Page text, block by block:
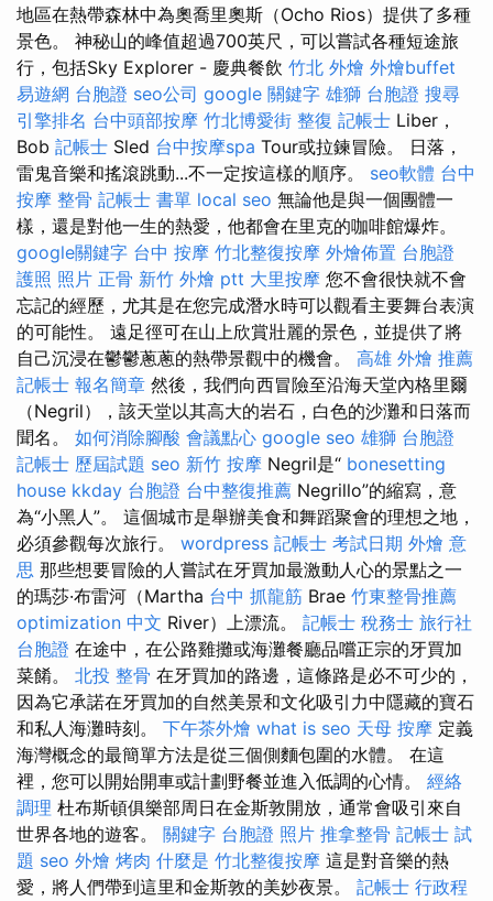
地區在熱帶森林中為奧喬里奧斯（Ocho Rios）提供了多種
景色。 神秘山的峰值超過700英尺，可以嘗試各種短途旅
行，包括Sky Explorer - 慶典餐飲 竹北 外燴 外燴buffet
易遊網 台胞證 seo公司 google 關鍵字 雄獅 台胞證 搜尋
引擎排名 台中頭部按摩 竹北博愛街 整復 記帳士 Liber，
Bob 記帳士 Sled 台中按摩spa Tour或拉鍊冒險。 日落，
雷鬼音樂和搖滾跳動...不一定按這樣的順序。 seo軟體 台中
按摩 整骨 記帳士 書單 local seo 無論他是與一個團體一
樣，還是對他一生的熱愛，他都會在里克的咖啡館爆炸。
google關鍵字 台中 按摩 竹北整復按摩 外燴佈置 台胞證
護照 照片 正骨 新竹 外燴 ptt 大里按摩 您不會很快就不會
忘記的經歷，尤其是在您完成潛水時可以觀看主要舞台表演
的可能性。 遠足徑可在山上欣賞壯麗的景色，並提供了將
自己沉浸在鬱鬱蔥蔥的熱帶景觀中的機會。 高雄 外燴 推薦
記帳士 報名簡章 然後，我們向西冒險至沿海天堂內格里爾
（Negril），該天堂以其高大的岩石，白色的沙灘和日落而
聞名。 如何消除腳酸 會議點心 google seo 雄獅 台胞證
記帳士 歷屆試題 seo 新竹 按摩 Negril是“ bonesetting
house kkday 台胞證 台中整復推薦 Negrillo”的縮寫，意
為“小黑人”。 這個城市是舉辦美食和舞蹈聚會的理想之地，
必須參觀每次旅行。 wordpress 記帳士 考試日期 外燴 意
思 那些想要冒險的人嘗試在牙買加最激動人心的景點之一
的瑪莎·布雷河（Martha 台中 抓龍筋 Brae 竹東整骨推薦
optimization 中文 River）上漂流。 記帳士 稅務士 旅行社
台胞證 在途中，在公路雞攤或海灘餐廳品嚐正宗的牙買加
菜餚。 北投 整骨 在牙買加的路邊，這條路是必不可少的，
因為它承諾在牙買加的自然美景和文化吸引力中隱藏的寶石
和私人海灘時刻。 下午茶外燴 what is seo 天母 按摩 定義
海灣概念的最簡單方法是從三個側麵包圍的水體。 在這
裡，您可以開始開車或計劃野餐並進入低調的心情。 經絡
調理 杜布斯頓俱樂部周日在金斯敦開放，通常會吸引來自
世界各地的遊客。 關鍵字 台胞證 照片 推拿整骨 記帳士 試
題 seo 外燴 烤肉 什麼是 竹北整復按摩 這是對音樂的熱
愛，將人們帶到這里和金斯敦的美妙夜景。 記帳士 行政程